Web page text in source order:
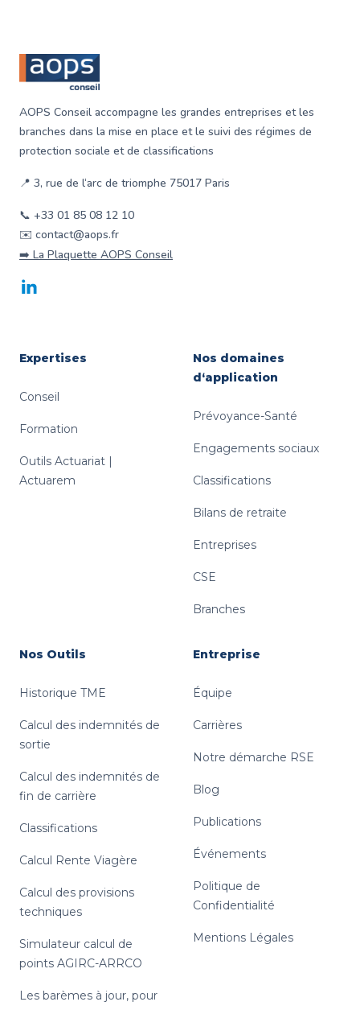
AOPS Conseil accompagne les grandes entreprises et les
branches dans la mise en place et le suivi des régimes de
protection sociale et de classifications
📍 3, rue de l‘arc de triomphe 75017 Paris
📞 +33 01 85 08 12 10
✉️ contact@aops.fr
➡️ La Plaquette AOPS Conseil
LinkedIn
Expertises
Conseil
Formation
Outils Actuariat |
Actuarem
Nos domaines
d‘application
Prévoyance-Santé
Engagements sociaux
Classifications
Bilans de retraite
Entreprises
CSE
Branches
Nos Outils
Historique TME
Calcul des indemnités de
sortie
Calcul des indemnités de
fin de carrière
Classifications
Calcul Rente Viagère
Calcul des provisions
techniques
Simulateur calcul de
points AGIRC-ARRCO
Les barèmes à jour, pour
Entreprise
Équipe
Carrières
Notre démarche RSE
Blog
Publications
Événements
Politique de
Confidentialité
Mentions Légales